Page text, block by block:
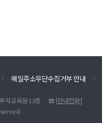
메일주소무단수집거부 안내
자교육원 13층 ☎ [안내전화]